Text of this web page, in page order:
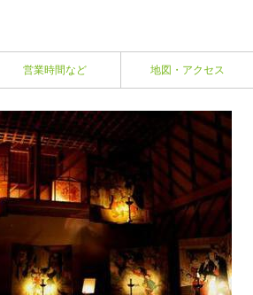
営業時間など 地図・アクセス